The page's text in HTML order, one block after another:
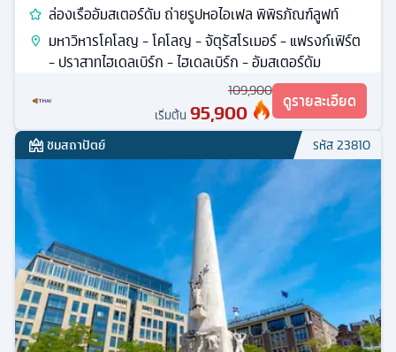
ล่องเรืออัมสเตอร์ดัม ถ่ายรูปหอไอเฟล พิพิธภัณฑ์ลูฟท์
มหาวิหารโคโลญ - โคโลญ - จัตุรัสโรเมอร์ - แฟรงก์เฟิร์ต
- ปราสาทไฮเดลเบิร์ก - ไฮเดลเบิร์ก - อัมสเตอร์ดัม
109,900
เริ่มต้น 95,900 ดูรายละเอียด
ชมสถาปัตย์ รหัส23810